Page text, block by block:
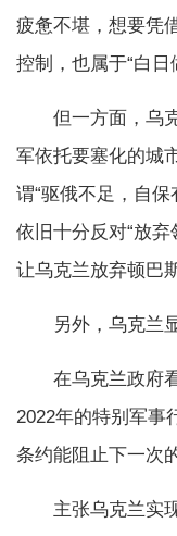
疲惫不堪，想要凭
控制，也属于“白日
但一方面，乌克
军依托要塞化的城
谓“驱俄不足，自
依旧十分反对“放
让乌克兰放弃顿巴
另外，乌克兰显
在乌克兰政府看
2022年的特别军事
条约能阻止下一次
主张乌克兰实现